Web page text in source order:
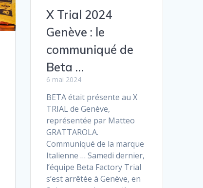
X Trial 2024
Genève : le
communiqué de
Beta …
6 mai 2024
BETA était présente au X
TRIAL de Genève,
représentée par Matteo
GRATTAROLA.
Communiqué de la marque
Italienne … Samedi dernier,
l’équipe Beta Factory Trial
s’est arrêtée à Genève, en